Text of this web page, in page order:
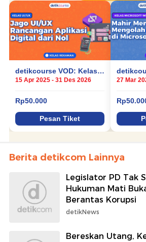
Berita detikcom Lainnya
Legislator PD Tak
Hukuman Mati
Berantas Korupsi
detikNews
Bereskan Utang,